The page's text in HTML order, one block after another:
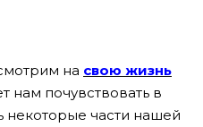
на свою жизнь
нам почувствовать в
некоторые части нашей